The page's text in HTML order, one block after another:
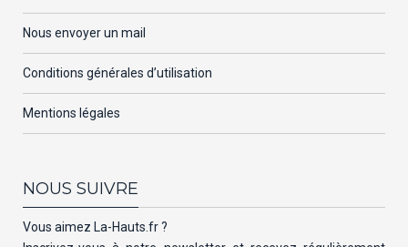
Nous envoyer un mail
Conditions générales d’utilisation
Mentions légales
NOUS SUIVRE
Vous aimez La-Hauts.fr ?